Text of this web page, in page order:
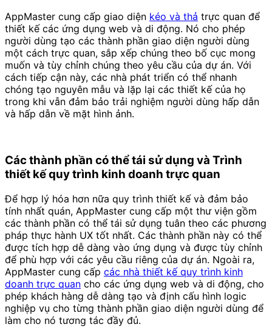
AppMaster cung cấp giao diện kéo và thả trực quan để
thiết kế các ứng dụng web và di động. Nó cho phép
người dùng tạo các thành phần giao diện người dùng
một cách trực quan, sắp xếp chúng theo bố cục mong
muốn và tùy chỉnh chúng theo yêu cầu của dự án. Với
cách tiếp cận này, các nhà phát triển có thể nhanh
chóng tạo nguyên mẫu và lặp lại các thiết kế của họ
trong khi vẫn đảm bảo trải nghiệm người dùng hấp dẫn
và hấp dẫn về mặt hình ảnh.
Các thành phần có thể tái sử dụng và Trình
thiết kế quy trình kinh doanh trực quan
Để hợp lý hóa hơn nữa quy trình thiết kế và đảm bảo
tính nhất quán, AppMaster cung cấp một thư viện gồm
các thành phần có thể tái sử dụng tuân theo các phương
pháp thực hành UX tốt nhất. Các thành phần này có thể
được tích hợp dễ dàng vào ứng dụng và được tùy chỉnh
để phù hợp với các yêu cầu riêng của dự án. Ngoài ra,
AppMaster cung cấp các nhà thiết kế quy trình kinh
doanh trực quan cho các ứng dụng web và di động, cho
phép khách hàng dễ dàng tạo và định cấu hình logic
nghiệp vụ cho từng thành phần giao diện người dùng để
làm cho nó tương tác đầy đủ.